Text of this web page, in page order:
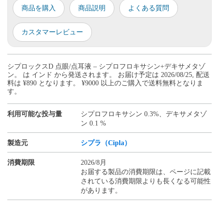
商品を購入 商品説明 よくある質問
カスタマーレビュー
シプロックスD 点眼/点耳液 – シプロフロキサシン+デキサメタゾ
ン。 は インド から発送されます。 お届け予定は 2026/08/25, 配送
料は ¥890 となります。 ¥9000 以上のご購入で送料無料となりま
す。
利用可能な投与量
シプロフロキサシン 0.3%、デキサメタゾ
ン 0.1 %
製造元 シプラ（Cipla）
消費期限
2026/8月
お届する製品の消費期限は、ページに記載
されている消費期限よりも長くなる可能性
があります。